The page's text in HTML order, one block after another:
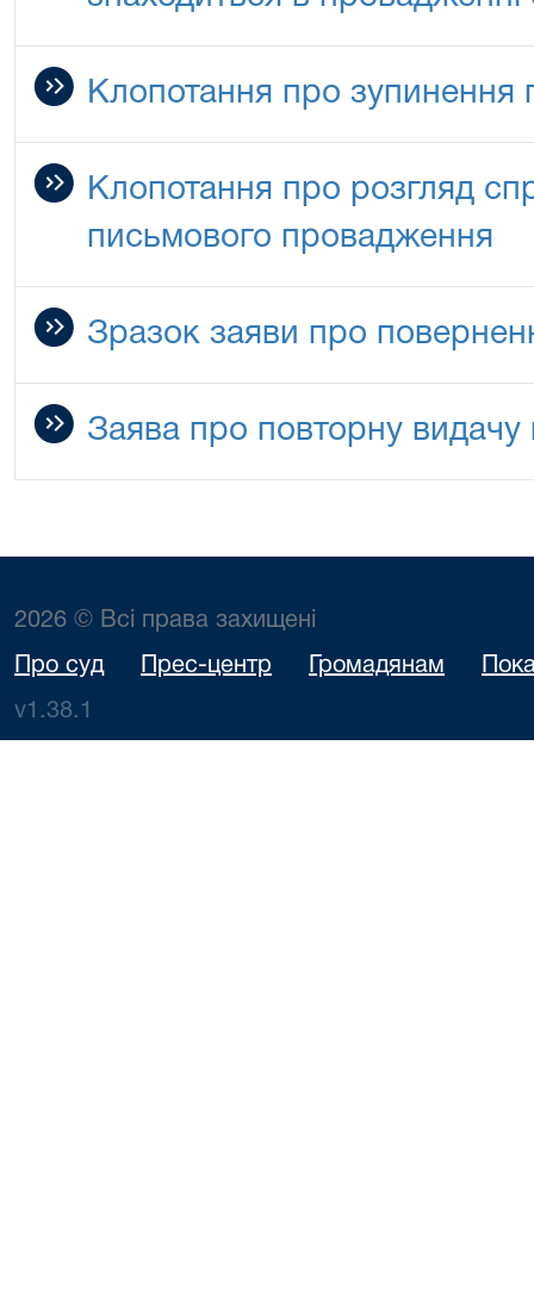
Клопотання про зупинення
Клопотання про розгляд
письмового провадження
Зразок заяви про
Заява про повторну видачу
2026 © Всі права захищені
Про суд Прес-центр Громадянам
v1.38.1